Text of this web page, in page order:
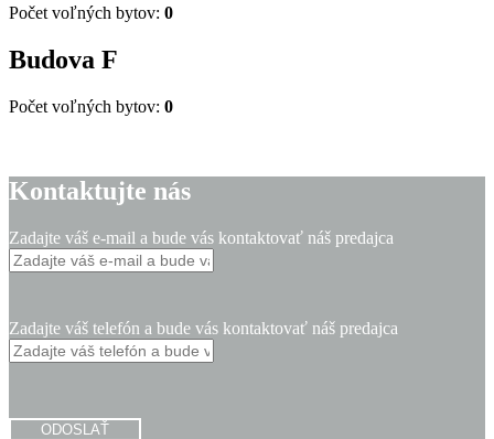
Počet voľných bytov: 0
Budova F
Počet voľných bytov: 0
Kontaktujte nás
Zadajte váš e-mail a bude vás kontaktovať náš predajca
Zadajte váš telefón a bude vás kontaktovať náš predajca
ODOSLAŤ